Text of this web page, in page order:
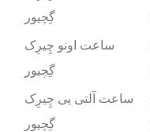
گِچیور
ساعت اونو چِیرِک
گِچیور
ساعت آلتی یی چِیرِک
گِچیور